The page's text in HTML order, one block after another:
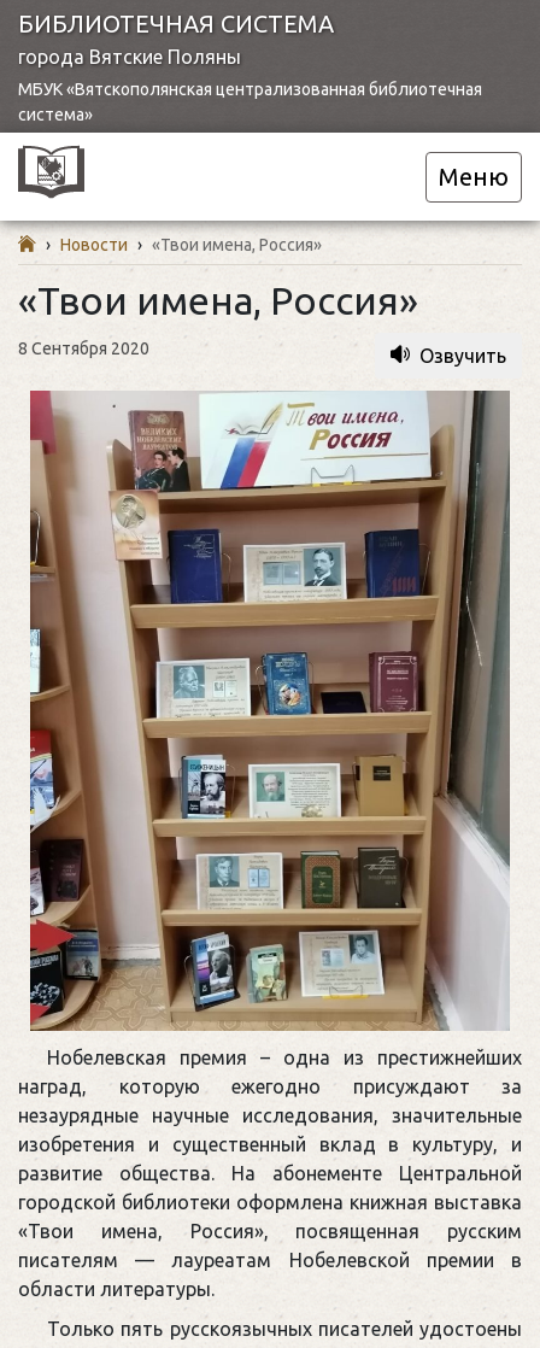
БИБЛИОТЕЧНАЯ СИСТЕМА
города Вятские Поляны
МБУК «Вятскополянская централизованная библиотечная
система»
Меню
› Новости › «Твои имена, Россия»
«Твои имена, Россия»
8 Сентября 2020 Озвучить
Нобелевская премия – одна из престижнейших
наград, которую ежегодно присуждают за
незаурядные научные исследования, значительные
изобретения и существенный вклад в культуру, и
развитие общества. На абонементе Центральной
городской библиотеки оформлена книжная выставка
«Твои имена, Россия», посвященная русским
писателям — лауреатам Нобелевской премии в
области литературы.
Только пять русскоязычных писателей удостоены